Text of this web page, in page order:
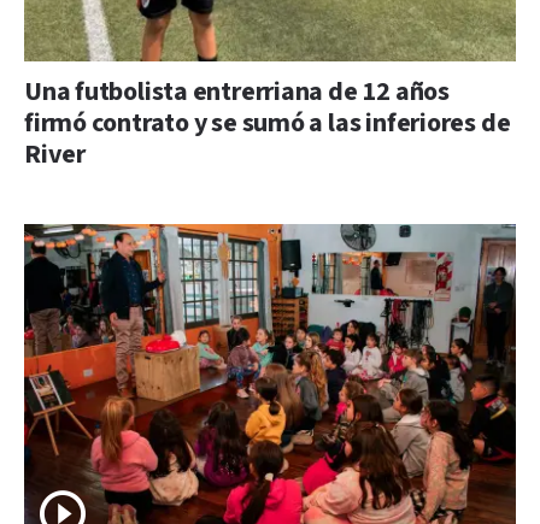
Una futbolista entrerriana de 12 años
firmó contrato y se sumó a las inferiores de
River